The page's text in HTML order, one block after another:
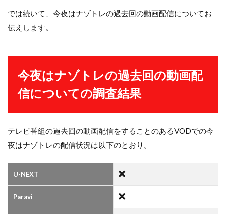
では続いて、今夜はナゾトレの過去回の動画配信についてお
伝えします。
今夜はナゾトレの過去回の動画配
信についての調査結果
テレビ番組の過去回の動画配信をすることのあるVODでの今
夜はナゾトレの配信状況は以下のとおり。
U-NEXT
Paravi